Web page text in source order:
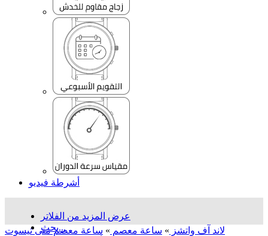
أشرطة فيديو
عرض المزيد من الفلاتر
بحث...
لاند آف واتشز » ساعة معصم » ساعة معصم متی تیسوت